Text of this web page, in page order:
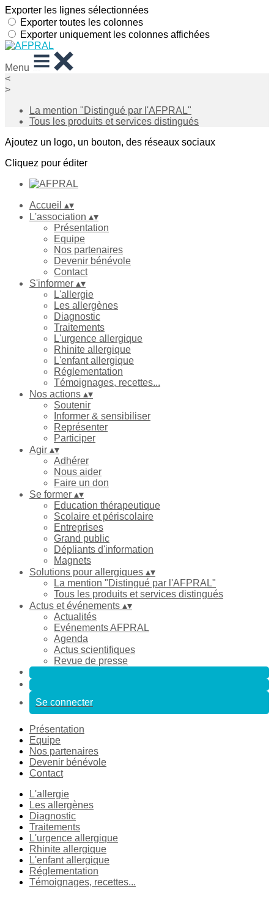
Exporter les lignes sélectionnées
Exporter toutes les colonnes
Exporter uniquement les colonnes affichées
Menu
<
>
La mention "Distingué par l'AFPRAL"
Tous les produits et services distingués
Ajoutez un logo, un bouton, des réseaux sociaux
Cliquez pour éditer
Accueil ▴▾
L'association ▴▾
Présentation
Equipe
Nos partenaires
Devenir bénévole
Contact
S'informer ▴▾
L'allergie
Les allergènes
Diagnostic
Traitements
L'urgence allergique
Rhinite allergique
L'enfant allergique
Réglementation
Témoignages, recettes...
Nos actions ▴▾
Soutenir
Informer & sensibiliser
Représenter
Participer
Agir ▴▾
Adhérer
Nous aider
Faire un don
Se former ▴▾
Education thérapeutique
Scolaire et périscolaire
Entreprises
Grand public
Dépliants d'information
Magnets
Solutions pour allergiques ▴▾
La mention "Distingué par l'AFPRAL"
Tous les produits et services distingués
Actus et événements ▴▾
Actualités
Evénements AFPRAL
Agenda
Actus scientifiques
Revue de presse
Se connecter
Présentation
Equipe
Nos partenaires
Devenir bénévole
Contact
L'allergie
Les allergènes
Diagnostic
Traitements
L'urgence allergique
Rhinite allergique
L'enfant allergique
Réglementation
Témoignages, recettes...